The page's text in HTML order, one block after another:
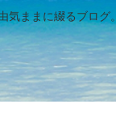
ままに綴るブログ。